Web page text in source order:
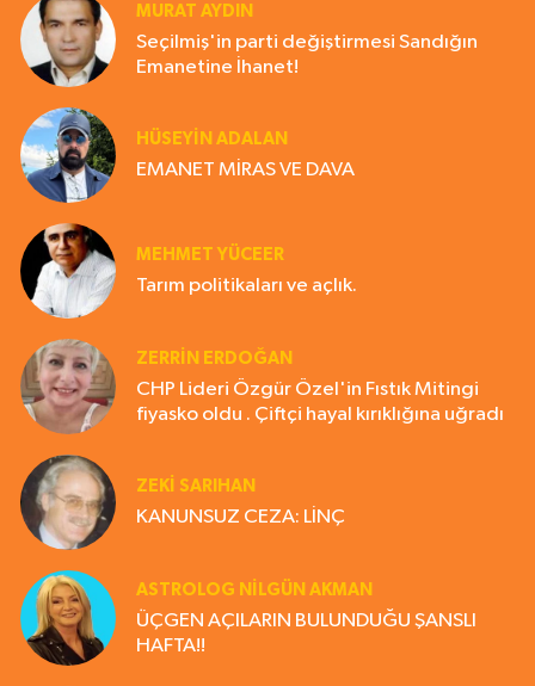
MURAT AYDIN
Seçilmiş'in parti değiştirmesi Sandığın
Emanetine İhanet!
HÜSEYIN ADALAN
EMANET MİRAS VE DAVA
MEHMET YÜCEER
Tarım politikaları ve açlık.
ZERRIN ERDOĞAN
CHP Lideri Özgür Özel'in Fıstık Mitingi
fiyasko oldu . Çiftçi hayal kırıklığına uğradı
ZEKI SARIHAN
KANUNSUZ CEZA: LİNÇ
ASTROLOG NILGÜN AKMAN
ÜÇGEN AÇILARIN BULUNDUĞU ŞANSLI
HAFTA!!